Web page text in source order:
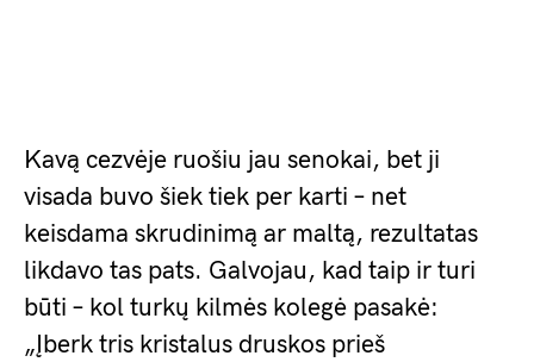
Kavą cezvėje ruošiu jau senokai, bet ji
visada buvo šiek tiek per karti – net
keisdama skrudinimą ar maltą, rezultatas
likdavo tas pats. Galvojau, kad taip ir turi
būti – kol turkų kilmės kolegė pasakė:
„Įberk tris kristalus druskos prieš